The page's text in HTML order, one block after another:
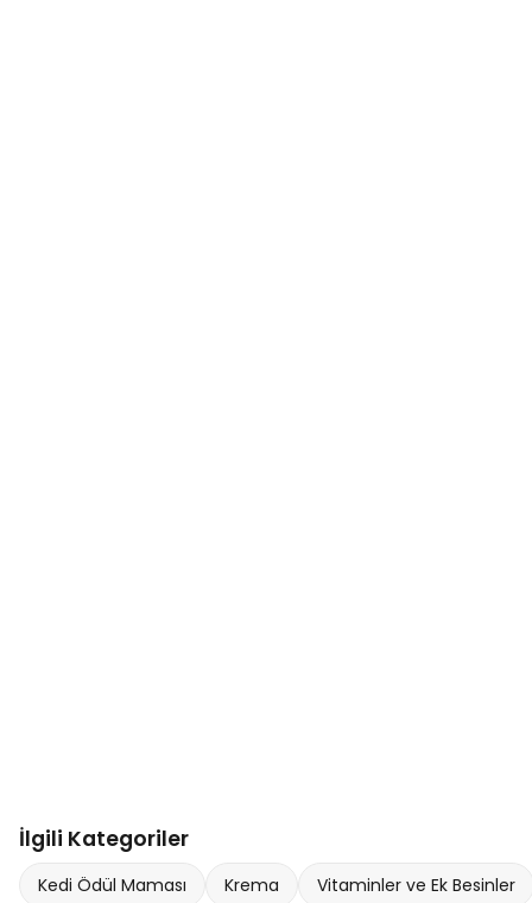
İlgili Kategoriler
Kedi Ödül Maması Krema Vitaminler ve Ek Besinler